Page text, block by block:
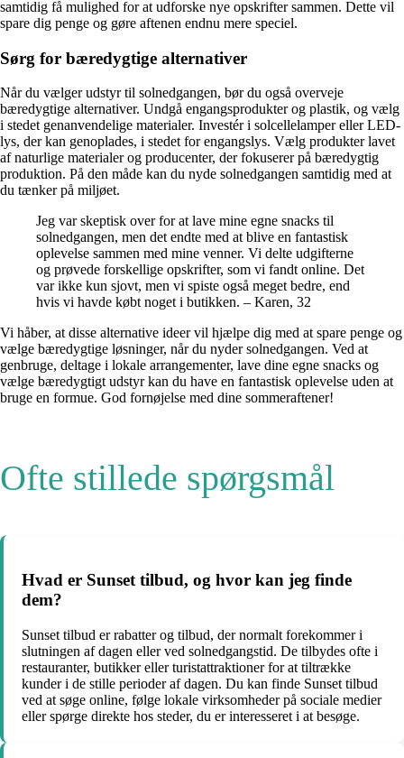
samtidig få mulighed for at udforske nye opskrifter sammen. Dette vil
spare dig penge og gøre aftenen endnu mere speciel.
Sørg for bæredygtige alternativer
Når du vælger udstyr til solnedgangen, bør du også overveje
bæredygtige alternativer. Undgå engangsprodukter og plastik, og vælg
i stedet genanvendelige materialer. Investér i solcellelamper eller LED-
lys, der kan genoplades, i stedet for engangslys. Vælg produkter lavet
af naturlige materialer og producenter, der fokuserer på bæredygtig
produktion. På den måde kan du nyde solnedgangen samtidig med at
du tænker på miljøet.
Jeg var skeptisk over for at lave mine egne snacks til
solnedgangen, men det endte med at blive en fantastisk
oplevelse sammen med mine venner. Vi delte udgifterne
og prøvede forskellige opskrifter, som vi fandt online. Det
var ikke kun sjovt, men vi spiste også meget bedre, end
hvis vi havde købt noget i butikken. – Karen, 32
Vi håber, at disse alternative ideer vil hjælpe dig med at spare penge og
vælge bæredygtige løsninger, når du nyder solnedgangen. Ved at
genbruge, deltage i lokale arrangementer, lave dine egne snacks og
vælge bæredygtigt udstyr kan du have en fantastisk oplevelse uden at
bruge en formue. God fornøjelse med dine sommeraftener!
Ofte stillede spørgsmål
Hvad er Sunset tilbud, og hvor kan jeg finde
dem?
Sunset tilbud er rabatter og tilbud, der normalt forekommer i
slutningen af dagen eller ved solnedgangstid. De tilbydes ofte i
restauranter, butikker eller turistattraktioner for at tiltrække
kunder i de stille perioder af dagen. Du kan finde Sunset tilbud
ved at søge online, følge lokale virksomheder på sociale medier
eller spørge direkte hos steder, du er interesseret i at besøge.